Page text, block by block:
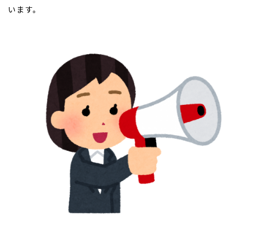
います。